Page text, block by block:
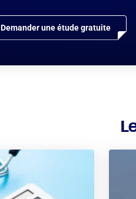
Demander une étude gratuite